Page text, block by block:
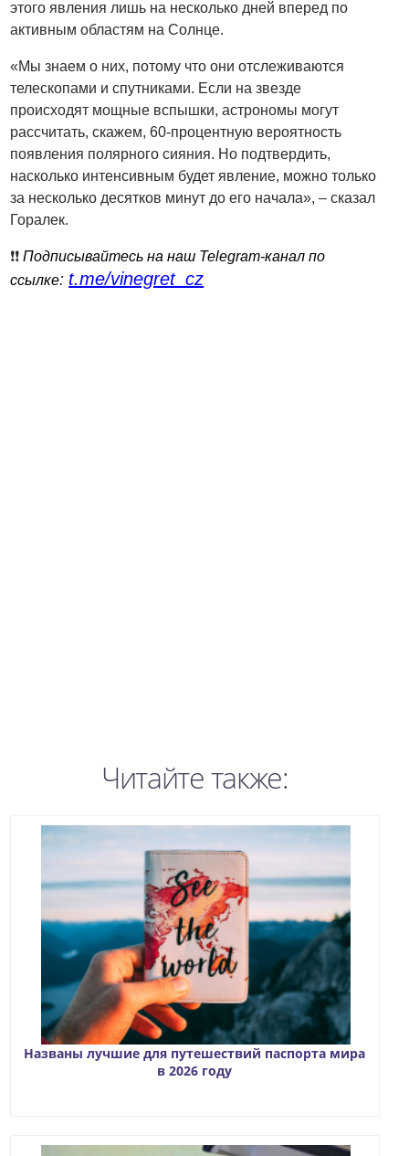
этого явления лишь на несколько дней вперед по
активным областям на Солнце.
«Мы знаем о них, потому что они отслеживаются
телескопами и спутниками. Если на звезде
происходят мощные вспышки, астрономы могут
рассчитать, скажем, 60-процентную вероятность
появления полярного сияния. Но подтвердить,
насколько интенсивным будет явление, можно только
за несколько десятков минут до его начала», – сказал
Горалек.
❗️❗️Подписывайтесь на наш Telegram-канал по
ссылке: t.me/vinegret_cz
Читайте также:
Названы лучшие для путешествий паспорта мира
в 2026 году